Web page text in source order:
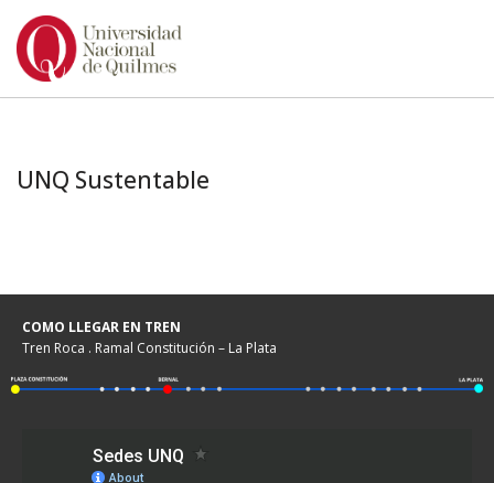
Ir
UNQ Sustentable
COMO LLEGAR EN TREN
Tren Roca . Ramal Constitución – La Plata